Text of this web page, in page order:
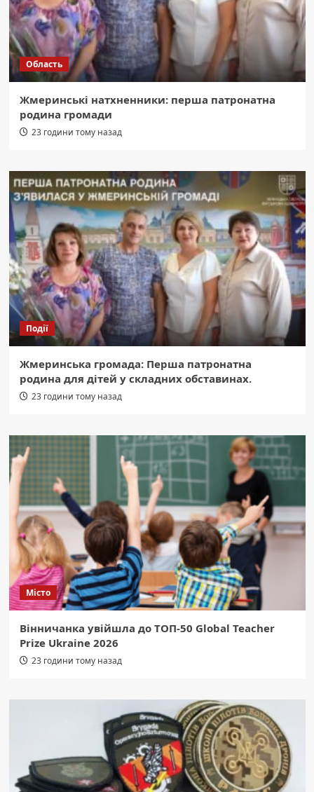
Область
Жмеринські натхненники: перша патронатна
родина громади
23 години тому назад
Події
Жмеринська громада: Перша патронатна
родина для дітей у складних обставинах.
23 години тому назад
Місто
Вінничанка увійшла до ТОП-50 Global Teacher
Prize Ukraine 2026
23 години тому назад